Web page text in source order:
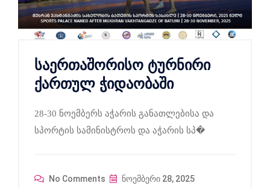
საერთაშორისო ტურნირი
ქართულ ჭიდაობაში
28-30 ნოემბერს აჭარის განათლებისა და
სპორტის სამინისტროს და აჭარის სპ�
No Comments ნოემბერი 28, 2025